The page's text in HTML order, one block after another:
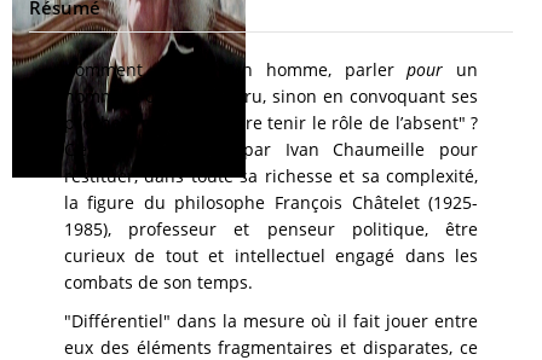
Résumé
Comment parler d’un homme, parlerpour un
homme trop tôt disparu, sinon en convoquant ses
proches "pour leur faire tenir le rôle de l’absent" ?
C’est le pari tenu par Ivan Chaumeille pour
restituer, dans toute sa richesse et sa complexité,
la figure du philosophe François Châtelet (1925-
1985), professeur et penseur politique, être
curieux de tout et intellectuel engagé dans les
combats de son temps.
"Différentiel" dans la mesure où il fait jouer entre
eux des éléments fragmentaires et disparates, ce